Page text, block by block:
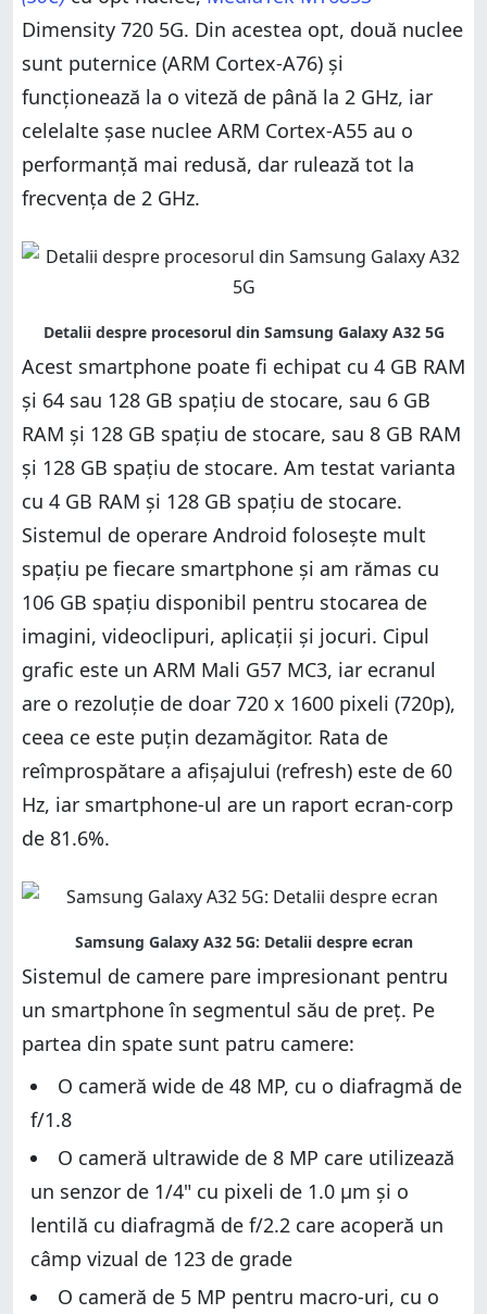
Dimensity 720 5G. Din acestea opt, două nuclee
sunt puternice (ARM Cortex-A76) și
funcționează la o viteză de până la 2 GHz, iar
celelalte șase nuclee ARM Cortex-A55 au o
performanță mai redusă, dar rulează tot la
frecvența de 2 GHz.
Acest smartphone poate fi echipat cu 4 GB RAM
și 64 sau 128 GB spațiu de stocare, sau 6 GB
RAM și 128 GB spațiu de stocare, sau 8 GB RAM
și 128 GB spațiu de stocare. Am testat varianta
cu 4 GB RAM și 128 GB spațiu de stocare.
Sistemul de operare Android folosește mult
spațiu pe fiecare smartphone și am rămas cu
106 GB spațiu disponibil pentru stocarea de
imagini, videoclipuri, aplicații și jocuri. Cipul
grafic este un ARM Mali G57 MC3, iar ecranul
are o rezoluție de doar 720 x 1600 pixeli (720p),
ceea ce este puțin dezamăgitor. Rata de
reîmprospătare a afișajului (refresh) este de 60
Hz, iar smartphone-ul are un raport ecran-corp
de 81.6%.
Sistemul de camere pare impresionant pentru
un smartphone în segmentul său de preț. Pe
partea din spate sunt patru camere:
O cameră wide de 48 MP, cu o diafragmă de
f/1.8
O cameră ultrawide de 8 MP care utilizează
un senzor de 1/4" cu pixeli de 1.0 µm și o
lentilă cu diafragmă de f/2.2 care acoperă un
câmp vizual de 123 de grade
O cameră de 5 MP pentru macro-uri, cu o